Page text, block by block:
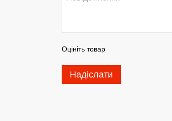
Оцініть товар
Надіслати